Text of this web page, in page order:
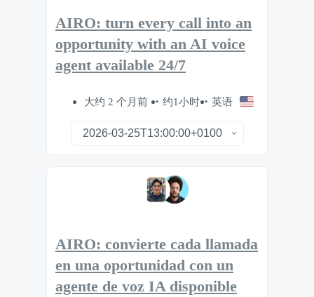
AIRO: turn every call into an
opportunity with an AI voice
agent available 24/7
大约 2 个月前 约1小时 英语
AIRO: convierte cada llamada
en una oportunidad con un
agente de voz IA disponible